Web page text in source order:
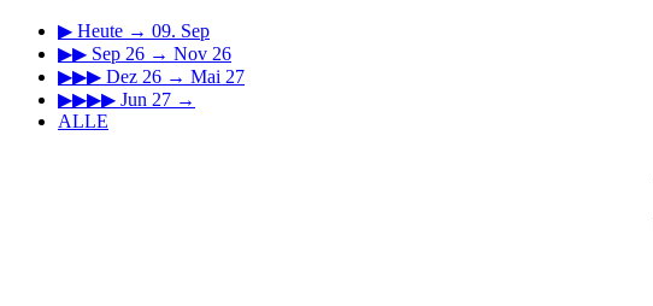
▶ Heute → 09. Sep
▶▶ Sep 26 → Nov 26
▶▶▶ Dez 26 → Mai 27
▶▶▶▶ Jun 27 →
ALLE